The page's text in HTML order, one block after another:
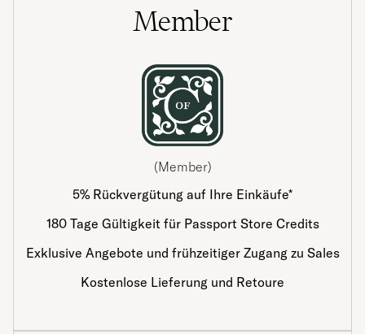
Member
(Member)
5% Rückvergütung auf Ihre Einkäufe*
180 Tage Gültigkeit für Passport Store Credits
Exklusive Angebote und frühzeitiger Zugang zu Sales
Kostenlose Lieferung und Retoure